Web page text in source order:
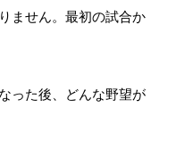
ません。最初の試合か
った後、どんな野望が